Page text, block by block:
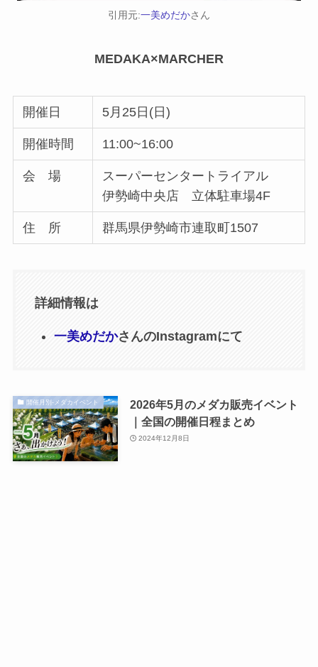
引用元:一美めだかさん
MEDAKA×MARCHER
開催日 5月25日(日)
開催時間 11:00~16:00
会 場
スーパーセンタートライアル
伊勢崎中央店 立体駐車場4F
住 所 群馬県伊勢崎市連取町1507
詳細情報は
一美めだかさんのInstagramにて
開催月別-メダカイベント
2026年5月のメダカ販売イベント
｜全国の開催日程まとめ
2024年12月8日